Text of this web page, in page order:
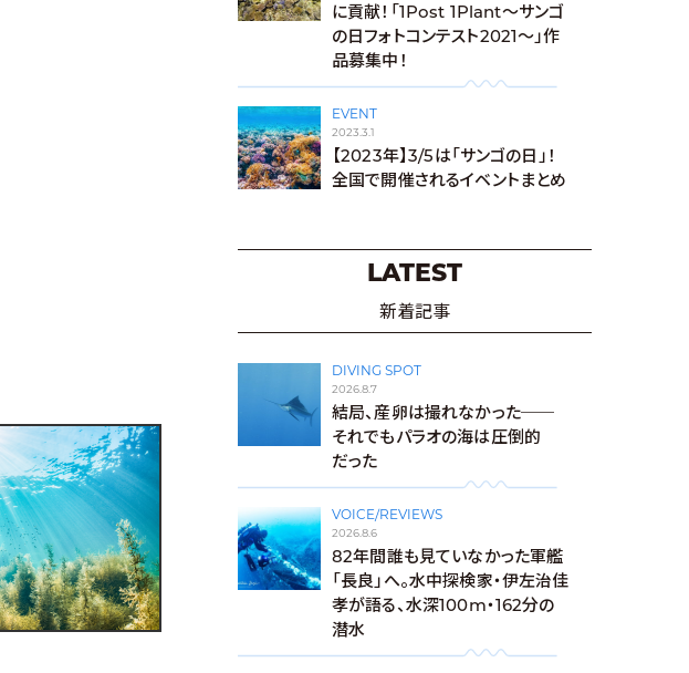
に貢献！「1Post 1Plant～サンゴ
の日フォトコンテスト2021～」作
品募集中！
EVENT
2023.3.1
【2023年】3/5は「サンゴの日」！
全国で開催されるイベントまとめ
LATEST
新着記事
DIVING SPOT
2026.8.7
結局、産卵は撮れなかった──
それでもパラオの海は圧倒的
だった
VOICE/REVIEWS
2026.8.6
82年間誰も見ていなかった軍艦
「長良」へ。水中探検家・伊左治佳
孝が語る、水深100m・162分の
潜水